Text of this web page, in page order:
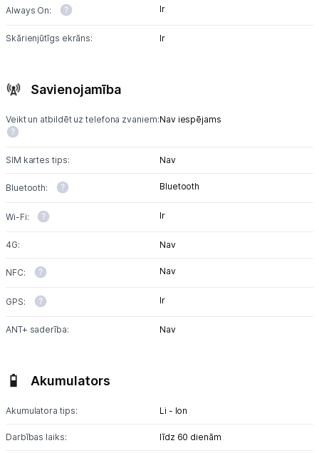
Always On: Ir
Skārienjūtīgs ekrāns: Ir
Savienojamība
Veikt un atbildēt uz telefona zvaniem:Nav iespējams
SIM kartes tips: Nav
Bluetooth: Bluetooth
Wi-Fi: Ir
4G: Nav
NFC: Nav
GPS: Ir
ANT+ saderība: Nav
Akumulators
Akumulatora tips: Li - Ion
Darbības laiks: līdz 60 dienām